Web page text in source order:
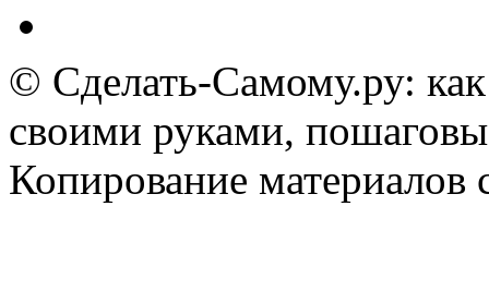
© Сделать-Самому.ру:
своими руками,
Копирование материалов